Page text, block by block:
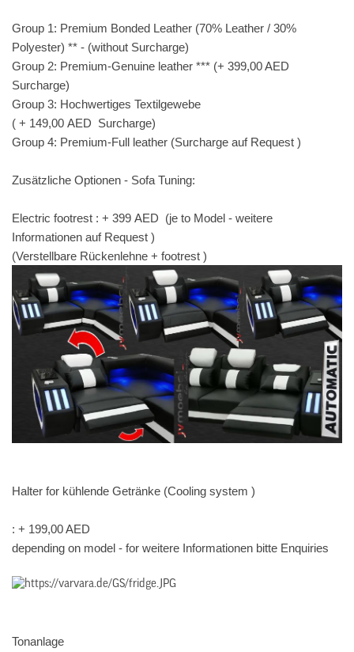
Group 1: Premium Bonded Leather (70% Leather / 30%
Polyester) ** - (without Surcharge)
Group 2: Premium-Genuine leather *** (+ 399,00 AED
Surcharge)
Group 3: Hochwertiges Textilgewebe
( + 149,00 AED Surcharge)
Group 4: Premium-Full leather (Surcharge auf Request )
Zusätzliche Optionen - Sofa Tuning:
Electric footrest : + 399 AED (je to Model - weitere
Informationen auf Request )
(Verstellbare Rückenlehne + footrest )
Halter for kühlende Getränke (Cooling system )
: + 199,00 AED
depending on model - for weitere Informationen bitte Enquiries
Tonanlage